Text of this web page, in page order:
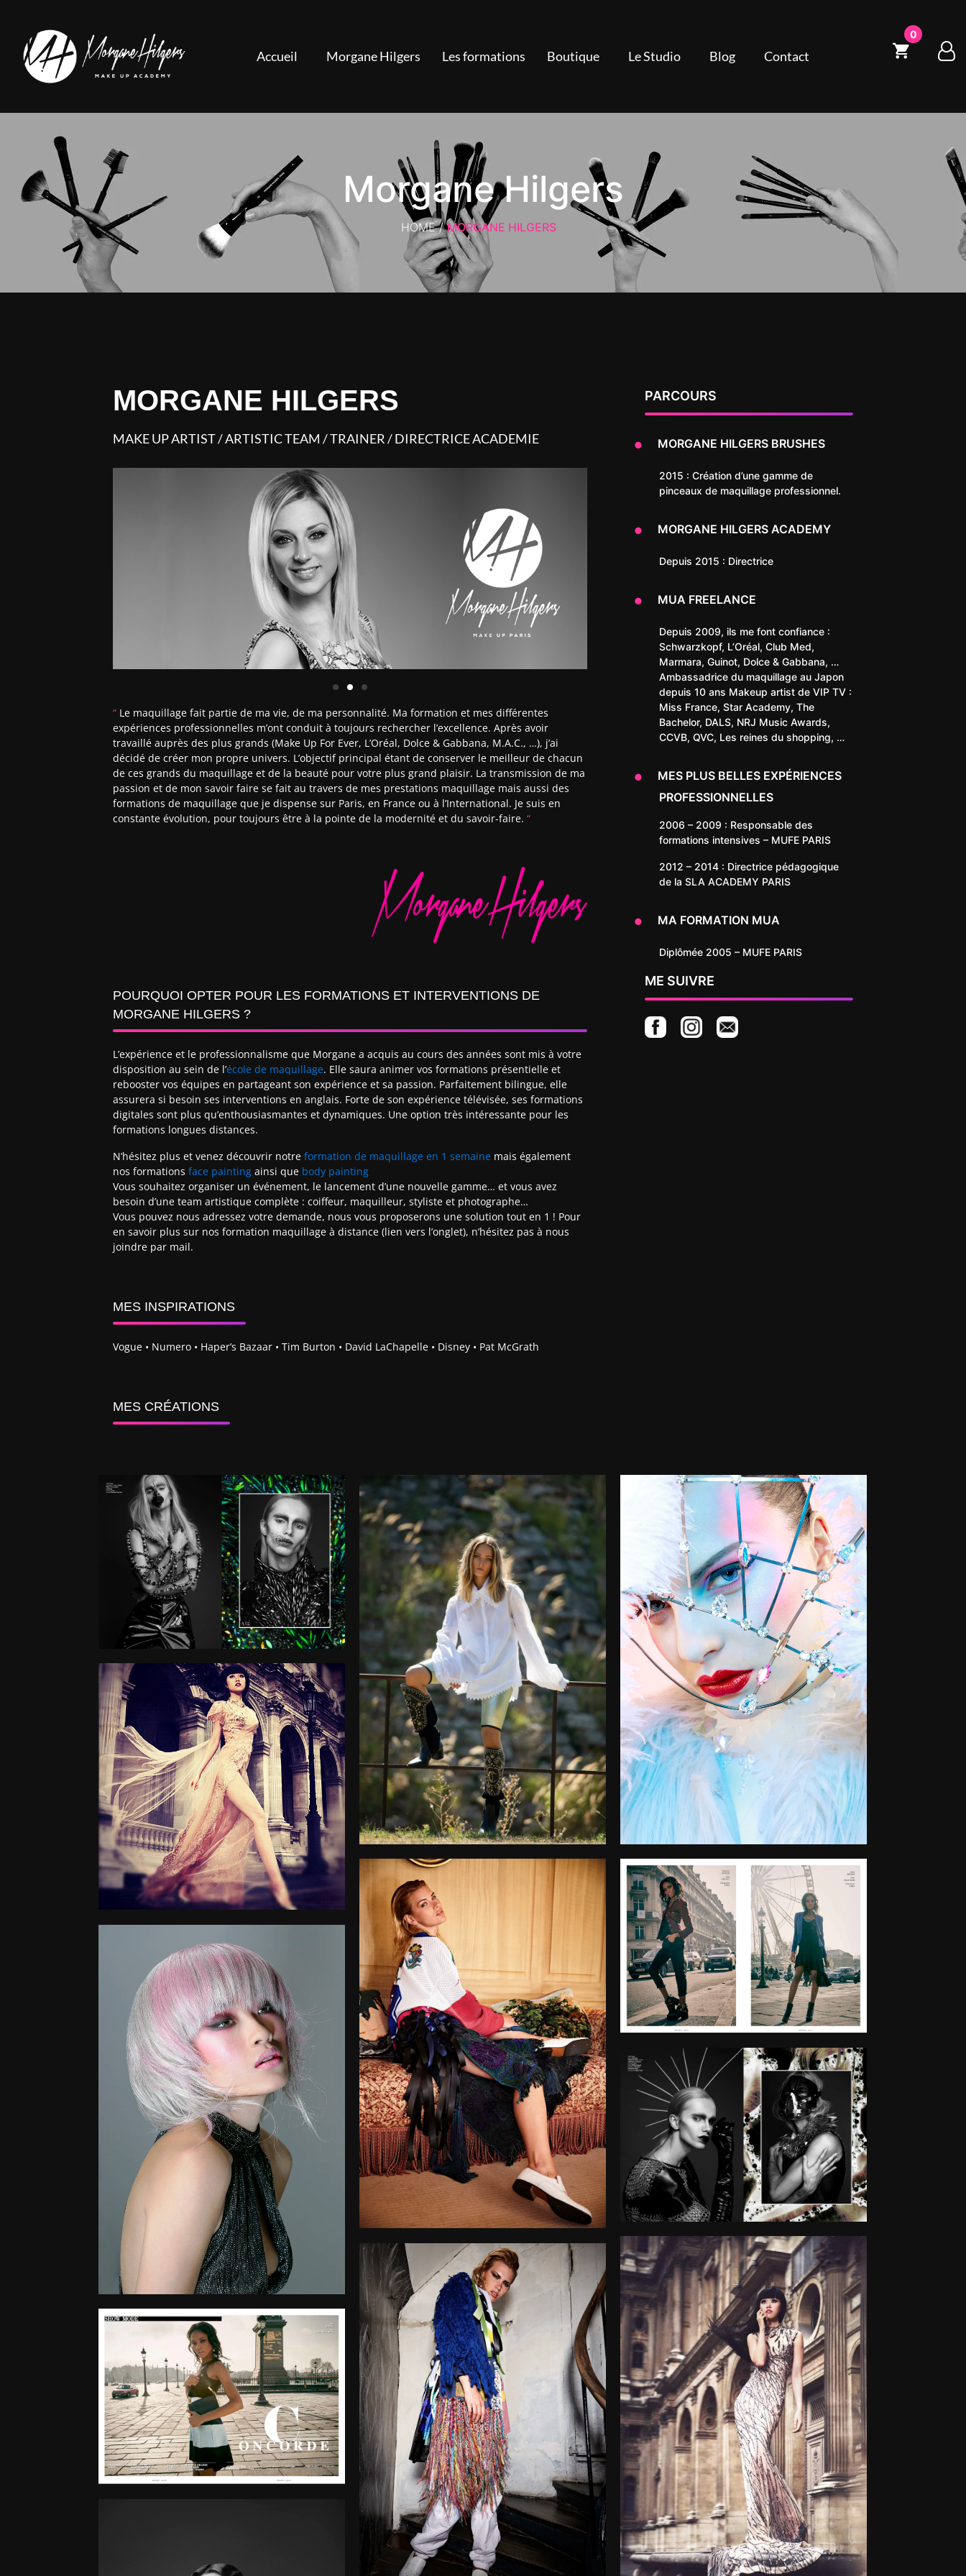
Accueil Morgane Hilgers Les formations Boutique Le Studio Blog Contact
0
Morgane Hilgers
HOME / MORGANE HILGERS
MORGANE HILGERS
MAKE UP ARTIST / ARTISTIC TEAM / TRAINER / DIRECTRICE ACADEMIE
“ Le maquillage fait partie de ma vie, de ma personnalité. Ma formation et mes différentes
expériences professionnelles m’ont conduit à toujours rechercher l’excellence. Après avoir
travaillé auprès des plus grands (Make Up For Ever, L’Oréal, Dolce & Gabbana, M.A.C., …), j’ai
décidé de créer mon propre univers. L’objectif principal étant de conserver le meilleur de chacun
de ces grands du maquillage et de la beauté pour votre plus grand plaisir. La transmission de ma
passion et de mon savoir faire se fait au travers de mes prestations maquillage mais aussi des
formations de maquillage que je dispense sur Paris, en France ou à l’International. Je suis en
constante évolution, pour toujours être à la pointe de la modernité et du savoir-faire. “
POURQUOI OPTER POUR LES FORMATIONS ET INTERVENTIONS DE
MORGANE HILGERS ? ​
L’expérience et le professionnalisme que Morgane a acquis au cours des années sont mis à votre
disposition au sein de l’école de maquillage. Elle saura animer vos formations présentielle et
rebooster vos équipes en partageant son expérience et sa passion. Parfaitement bilingue, elle
assurera si besoin ses interventions en anglais. Forte de son expérience télévisée, ses formations
digitales sont plus qu’enthousiasmantes et dynamiques. Une option très intéressante pour les
formations longues distances.
N’hésitez plus et venez découvrir notre formation de maquillage en 1 semaine mais également
nos formations face painting ainsi que body painting
Vous souhaitez organiser un événement, le lancement d’une nouvelle gamme… et vous avez
besoin d’une team artistique complète : coiffeur, maquilleur, styliste et photographe…
Vous pouvez nous adressez votre demande, nous vous proposerons une solution tout en 1 ! Pour
en savoir plus sur nos formation maquillage à distance (lien vers l’onglet), n’hésitez pas à nous
joindre par mail.
MES INSPIRATIONS
Vogue • Numero • Haper’s Bazaar • Tim Burton • David LaChapelle • Disney • Pat McGrath
MES CRÉATIONS
PARCOURS
MORGANE HILGERS BRUSHES
2015 : Création d’une gamme de
pinceaux de maquillage professionnel.
MORGANE HILGERS ACADEMY
Depuis 2015 : Directrice
MUA FREELANCE
Depuis 2009, ils me font confiance :
Schwarzkopf, L’Oréal, Club Med,
Marmara, Guinot, Dolce & Gabbana, …
Ambassadrice du maquillage au Japon
depuis 10 ans Makeup artist de VIP TV :
Miss France, Star Academy, The
Bachelor, DALS, NRJ Music Awards,
CCVB, QVC, Les reines du shopping, …
MES PLUS BELLES EXPÉRIENCES
PROFESSIONNELLES
2006 – 2009 : Responsable des
formations intensives – MUFE PARIS
2012 – 2014 : Directrice pédagogique
de la SLA ACADEMY PARIS
MA FORMATION MUA
Diplômée 2005 – MUFE PARIS
ME SUIVRE